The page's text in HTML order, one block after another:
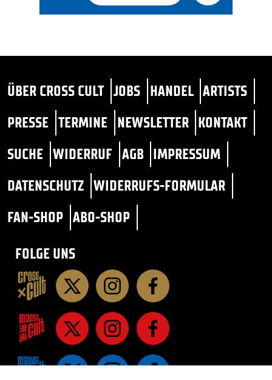
ÜBER CROSS CULT JOBS HANDEL ARTISTS
PRESSE TERMINE NEWSLETTER KONTAKT
SUCHE WIDERRUF AGB IMPRESSUM
DATENSCHUTZ WIDERRUFS-FORMULAR
FAN-SHOP ABO-SHOP
FOLGE UNS